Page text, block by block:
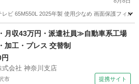
テレビ 65M550L 2025年製 使用少なめ 画面保護フ
テレビ 65インチ
月収43万円・派遣社員≫自動車系工場
加工・プレス 交替制
式会社 神奈川支店
市 提携サイト